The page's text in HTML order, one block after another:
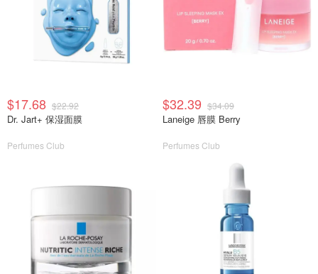
$17.68 $22.92
Dr. Jart+ 保湿面膜
Perfumes Club
$32.39 $34.09
Laneige 唇膜 Berry
Perfumes Club